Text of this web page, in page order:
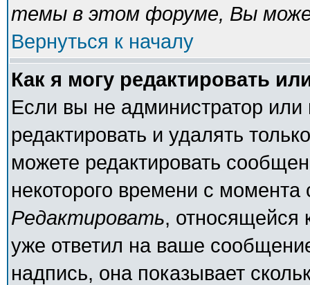
темы в этом форуме, Вы
Вернуться к началу
Как я могу редактировать
Если вы не администратор
редактировать и удалять
можете редактировать
некоторого времени с
Редактировать, относящейся
уже ответил на ваше
надпись, она показывает